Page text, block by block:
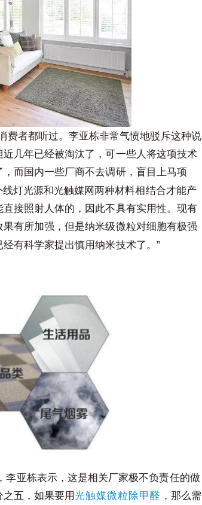
费者都听过。李亚栋非常气愤地驳斥这种说
几年已经被淘汰了，可一些人将这项技术
而国内一些厂商不去调研，盲目上马项
线灯光源和光触媒网两种材料相结合才能产
接照射人体的，因此不具有实用性。现有
有所加强，但是纳米级微粒对细胞有极强
有科学家提出慎用纳米技术了。 ”
，李亚栋表示，这是相关厂家极不负责任的做
之五，如果要用光触媒微粒除甲醛 ，那么需